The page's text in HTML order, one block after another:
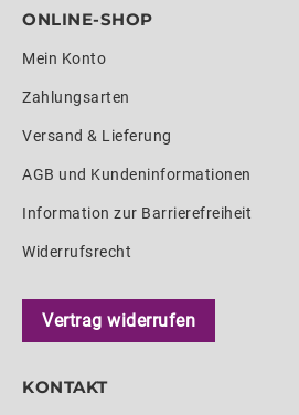
ONLINE-SHOP
Mein Konto
Zahlungsarten
Versand & Lieferung
AGB und Kundeninformationen
Information zur Barrierefreiheit
Widerrufsrecht
Vertrag widerrufen
KONTAKT